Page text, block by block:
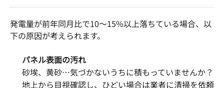
発電量が前年同月比で10～15%以上落ちている場合、以
下の原因が考えられます。
パネル表面の汚れ
砂埃、黄砂…気づかないうちに積もっていませんか？
地上から目視確認し、ひどい場合は業者に清掃を依頼